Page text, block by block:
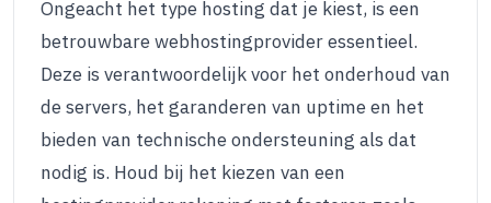
Ongeacht het type hosting dat je kiest, is een
betrouwbare webhostingprovider essentieel.
Deze is verantwoordelijk voor het onderhoud van
de servers, het garanderen van uptime en het
bieden van technische ondersteuning als dat
nodig is. Houd bij het kiezen van een